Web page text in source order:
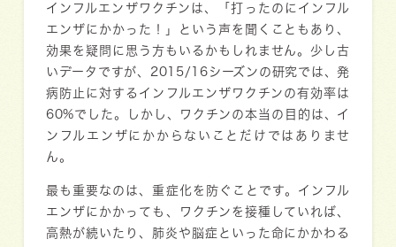
インフルエンザワクチンは、「打ったのにインフル
エンザにかかった！」という声を聞くこともあり、
効果を疑問に思う方もいるかもしれません。少し古
いデータですが、2015/16シーズンの研究では、発
病防止に対するインフルエンザワクチンの有効率は
60%でした。しかし、ワクチンの本当の目的は、 イ
ンフルエンザにかからないことだけではありませ
ん。
最も重要なのは、 重症化を防ぐこと です。インフル
エンザにかかっても、ワクチンを接種していれば、
高熱が続いたり、肺炎や脳症といった命にかかわる